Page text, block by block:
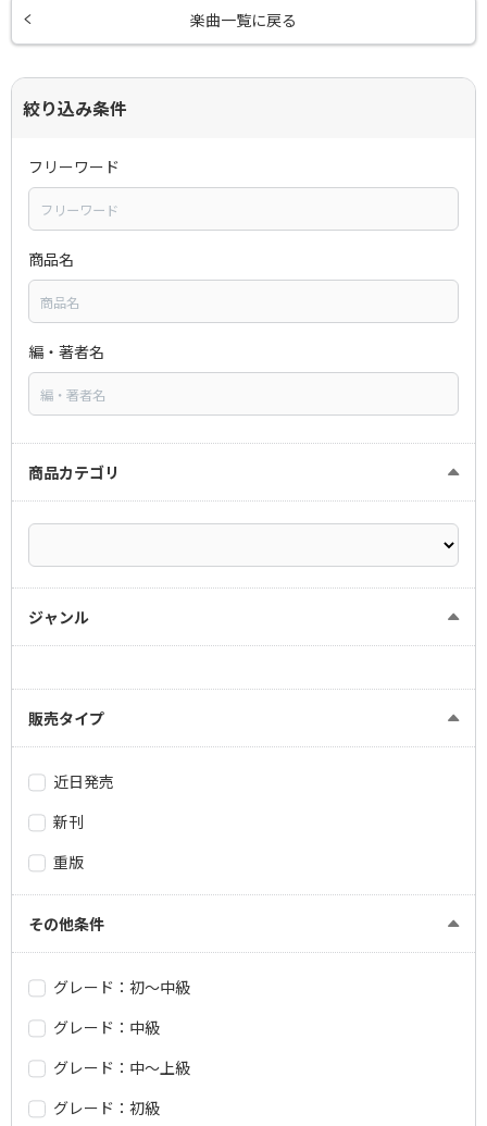
楽曲一覧に戻る
絞り込み条件
フリーワード
商品名
編・著者名
商品カテゴリ
ジャンル
販売タイプ
近日発売
新刊
重版
その他条件
グレード：初～中級
グレード：中級
グレード：中～上級
グレード：初級